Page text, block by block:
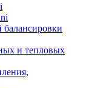
балансировки
и тепловых